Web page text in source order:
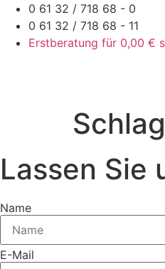
Zum
Inhalt
springen
0 61 32 / 718 68 - 0
0 61 32 / 718 68 - 11
Erstberatung für 0,00 €
Lassen Sie
Name
E-Mail